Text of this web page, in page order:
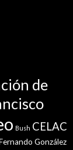
de
Bush CELAC
González